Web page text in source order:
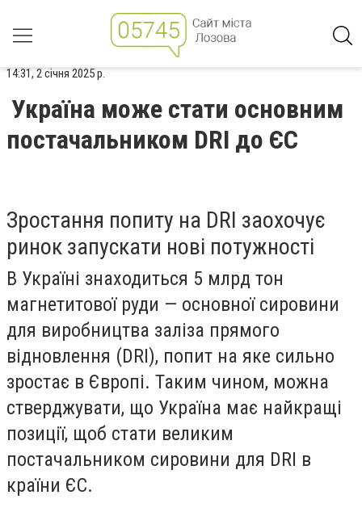
14:31, 2 січня 2025 р.
Україна може стати основним
постачальником DRI до ЄС
Зростання попиту на DRI заохочує
ринок запускати нові потужності
В Україні знаходиться 5 млрд тон
магнетитової руди — основної сировини
для виробництва заліза прямого
відновлення (DRI), попит на яке сильно
зростає в Європі. Таким чином, можна
стверджувати, що Україна має найкращі
позиції, щоб стати великим
постачальником сировини для DRI в
країни ЄС.